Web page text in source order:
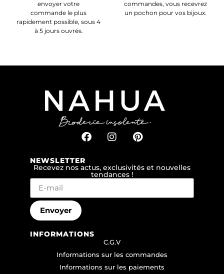
envoyer votre
commande le plus
rapidement possible, sous 4
à 5 jours ouvrés.
commandes, vous recevrez
un pochon pour vos bijoux.
NEWSLETTER
Recevez nos actus, exclusivités et nouvelles
tendances !
Envoyer
INFORMATIONS
C.G.V
Informations sur les commandes
Informations sur les paiements